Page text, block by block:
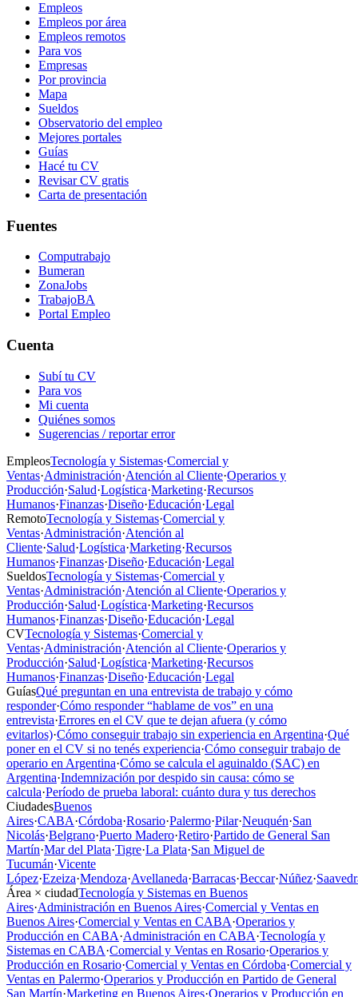
Empleos
Empleos por área
Empleos remotos
Para vos
Empresas
Por provincia
Mapa
Sueldos
Observatorio del empleo
Mejores portales
Guías
Hacé tu CV
Revisar CV gratis
Carta de presentación
Fuentes
Computrabajo
Bumeran
ZonaJobs
TrabajoBA
Portal Empleo
Cuenta
Subí tu CV
Para vos
Mi cuenta
Quiénes somos
Sugerencias / reportar error
EmpleosTecnología y Sistemas·Comercial y
Ventas·Administración·Atención al Cliente·Operarios y
Producción·Salud·Logística·Marketing·Recursos
Humanos·Finanzas·Diseño·Educación·Legal
RemotoTecnología y Sistemas·Comercial y
Ventas·Administración·Atención al
Cliente·Salud·Logística·Marketing·Recursos
Humanos·Finanzas·Diseño·Educación·Legal
SueldosTecnología y Sistemas·Comercial y
Ventas·Administración·Atención al Cliente·Operarios y
Producción·Salud·Logística·Marketing·Recursos
Humanos·Finanzas·Diseño·Educación·Legal
CVTecnología y Sistemas·Comercial y
Ventas·Administración·Atención al Cliente·Operarios y
Producción·Salud·Logística·Marketing·Recursos
Humanos·Finanzas·Diseño·Educación·Legal
GuíasQué preguntan en una entrevista de trabajo y cómo
responder·Cómo responder “hablame de vos” en una
entrevista·Errores en el CV que te dejan afuera (y cómo
evitarlos)·Cómo conseguir trabajo sin experiencia en Argentina·Qué
poner en el CV si no tenés experiencia·Cómo conseguir trabajo de
operario en Argentina·Cómo se calcula el aguinaldo (SAC) en
Argentina·Indemnización por despido sin causa: cómo se
calcula·Período de prueba laboral: cuánto dura y tus derechos
CiudadesBuenos
Aires·CABA·Córdoba·Rosario·Palermo·Pilar·Neuquén·San
Nicolás·Belgrano·Puerto Madero·Retiro·Partido de General San
Martín·Mar del Plata·Tigre·La Plata·San Miguel de
Tucumán·Vicente
López·Ezeiza·Mendoza·Avellaneda·Barracas·Beccar·Núñez·
Área × ciudadTecnología y Sistemas en Buenos
Aires·Administración en Buenos Aires·Comercial y Ventas en
Buenos Aires·Comercial y Ventas en CABA·Operarios y
Producción en CABA·Administración en CABA·Tecnología y
Sistemas en CABA·Comercial y Ventas en Rosario·Operarios y
Producción en Rosario·Comercial y Ventas en Córdoba·Comercial y
Ventas en Palermo·Operarios y Producción en Partido de General
San Martín·Marketing en Buenos Aires·Operarios y Producción en